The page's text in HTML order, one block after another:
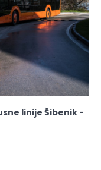
linije Šibenik -